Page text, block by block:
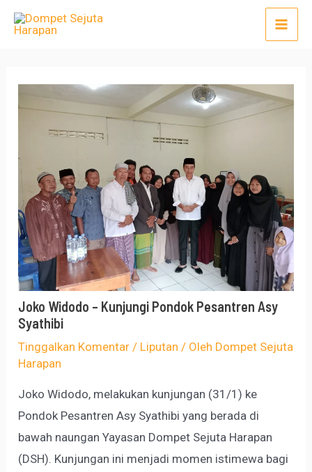
Lewati
Main
Joko Widodo – Kunjungi Pondok Pesantren Asy
Syathibi
Tinggalkan Komentar / Liputan / Oleh Dompet Sejuta
Harapan
Joko Widodo, melakukan kunjungan (31/1) ke
Pondok Pesantren Asy Syathibi yang berada di
bawah naungan Yayasan Dompet Sejuta Harapan
(DSH). Kunjungan ini menjadi momen istimewa bagi
Post
navigation